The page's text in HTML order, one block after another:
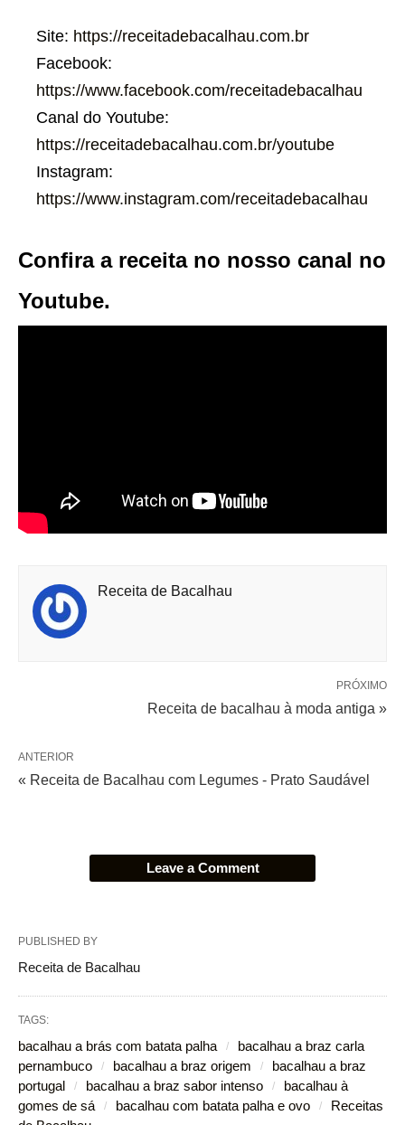
Site: https://receitadebacalhau.com.br
Facebook:
https://www.facebook.com/receitadebacalhau
Canal do Youtube:
https://receitadebacalhau.com.br/youtube
Instagram:
https://www.instagram.com/receitadebacalhau
Confira a receita no nosso canal no
Youtube.
Receita de Bacalhau
PRÓXIMO
Receita de bacalhau à moda antiga »
ANTERIOR
« Receita de Bacalhau com Legumes - Prato Saudável
Leave a Comment
PUBLISHED BY
Receita de Bacalhau
TAGS:
bacalhau a brás com batata palha
bacalhau a braz carla
pernambuco
bacalhau a braz origem
bacalhau a braz
portugal
bacalhau a braz sabor intenso
bacalhau à
gomes de sá
bacalhau com batata palha e ovo
Receitas